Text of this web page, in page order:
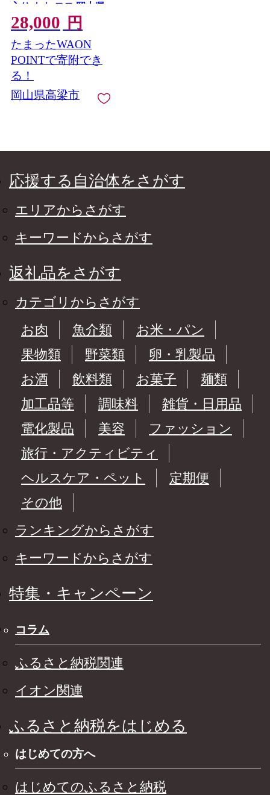
入り もも モモ 岡山県
産 国産 フルーツ 果物
セット ギフト
28,000 円
たまったWAON
POINTで寄附でき
る！
岡山県高梁市
応援する自治体をさがす
エリアからさがす
キーワードからさがす
返礼品をさがす
カテゴリからさがす
お肉
魚介類
お米・パン
果物類
野菜類
卵・乳製品
お酒
飲料類 お菓子
麺類
加工品等
調味料
雑貨・日用品
電化製品
美容
ファッション
旅行・アクティビティ
ヘルスケア・ペット
定期便
その他
ランキングからさがす
キーワードからさがす
特集・キャンペーン
コラム
ふるさと納税関連
イオン関連
ふるさと納税をはじめる
はじめての方へ
はじめてのふるさと納税